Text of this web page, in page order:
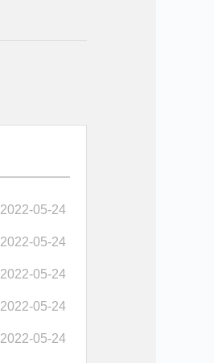
2022-05-24
2022-05-24
2022-05-24
2022-05-24
2022-05-24